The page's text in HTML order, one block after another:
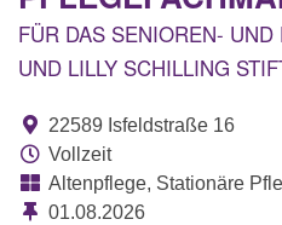
FÜR DAS SENIOREN-
UND LILLY SCHILLING
22589 Isfeldstraße 16
Vollzeit
Altenpflege, Stationäre
01.08.2026